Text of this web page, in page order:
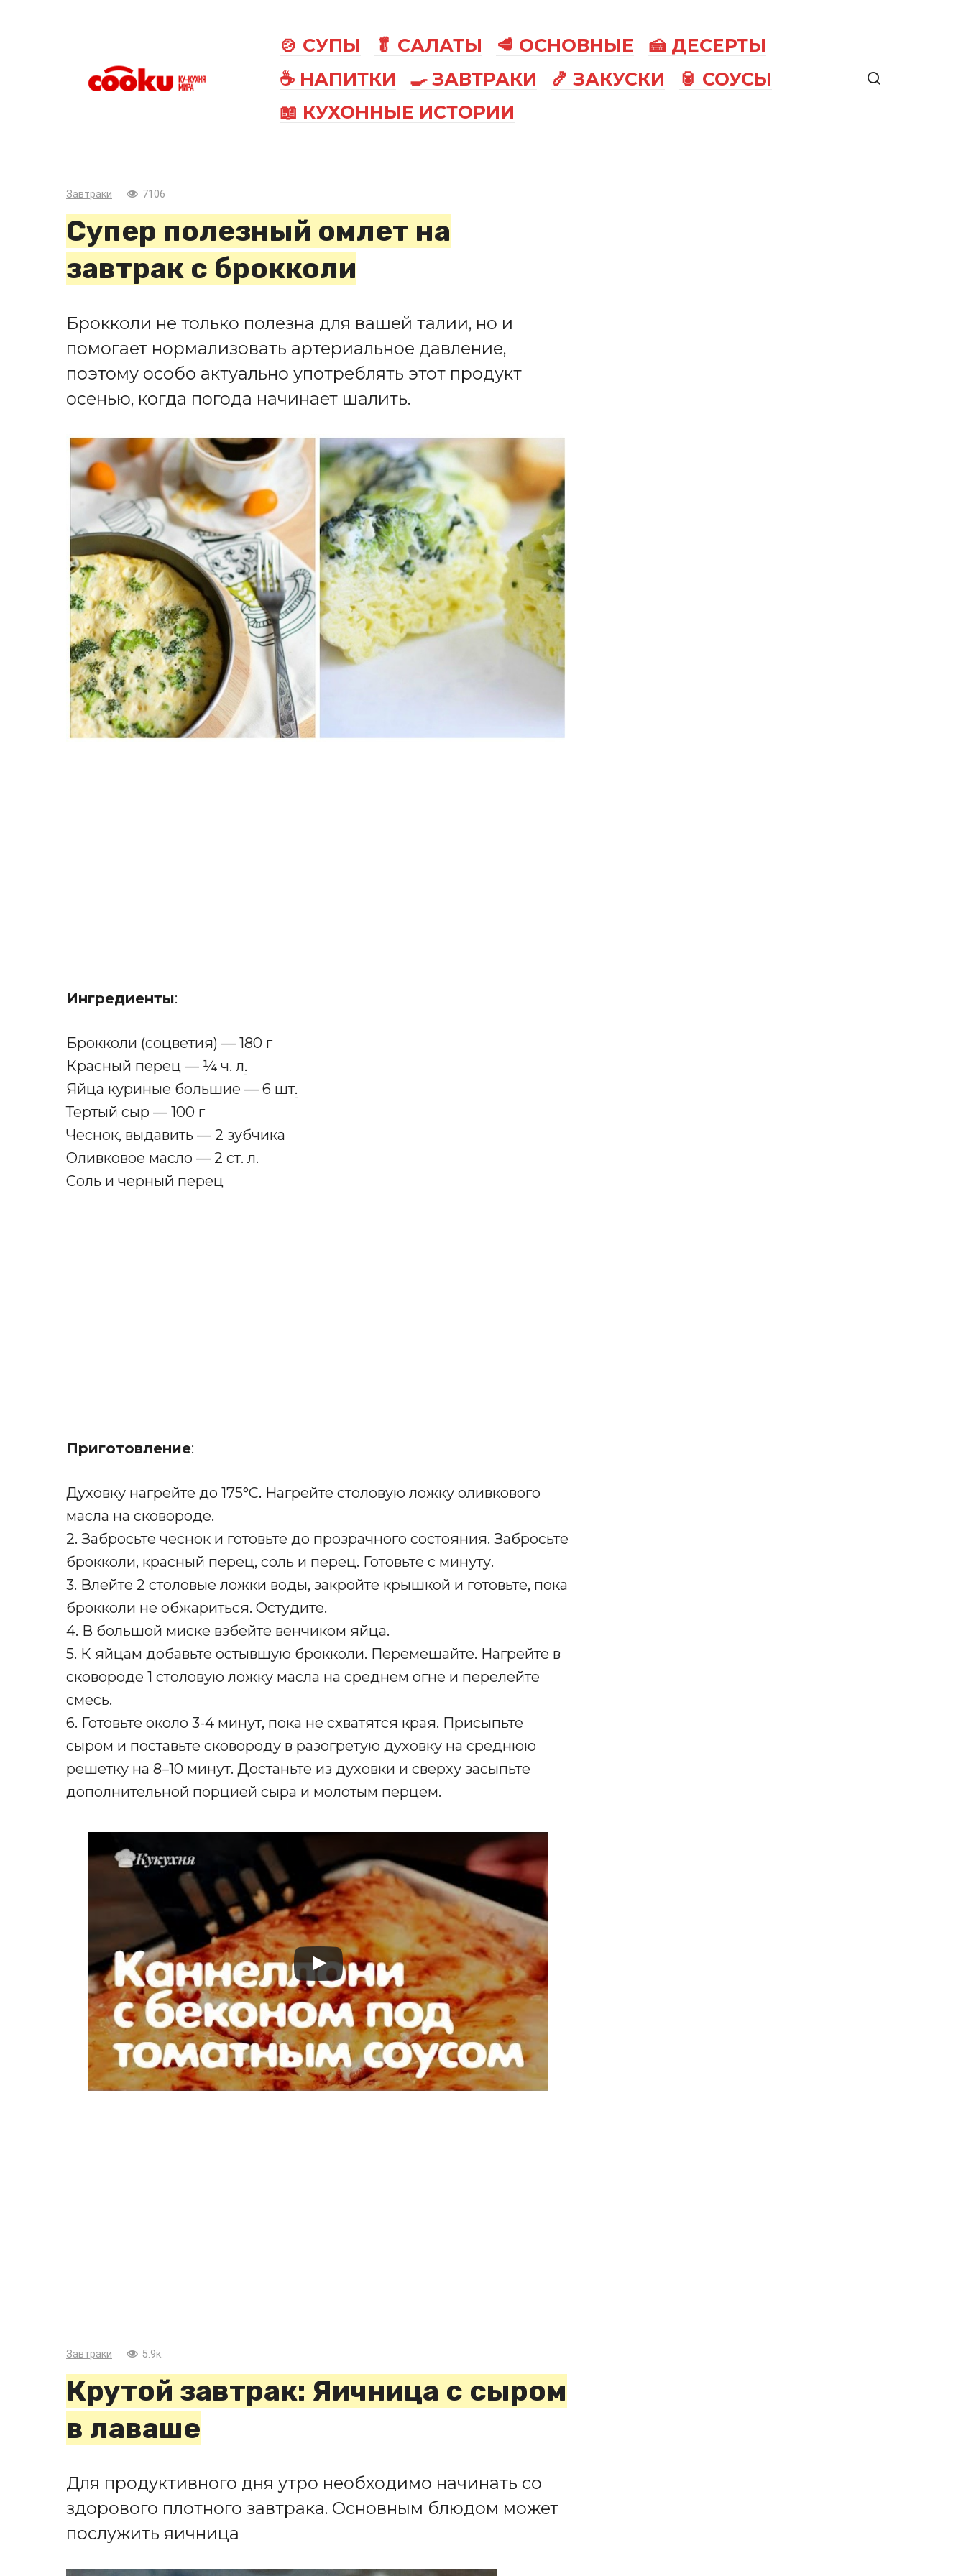
🍲 СУПЫ 🥬 САЛАТЫ 🥩 ОСНОВНЫЕ
🍰 ДЕСЕРТЫ
☕ НАПИТКИ
🍳 ЗАВТРАКИ 🍤 ЗАКУСКИ
🥫 СОУСЫ
📖 КУХОННЫЕ ИСТОРИИ
Завтраки 7106
Супер полезный омлет на
завтрак с брокколи
Брокколи не только полезна для вашей талии, но и
помогает нормализовать артериальное давление,
поэтому особо актуально употреблять этот продукт
осенью, когда погода начинает шалить.
Ингредиенты:
Брокколи (соцветия) — 180 г
Красный перец — ¼ ч. л.
Яйца куриные большие — 6 шт.
Тертый сыр — 100 г
Чеснок, выдавить — 2 зубчика
Оливковое масло — 2 ст. л.
Соль и черный перец
Приготовление:
Духовку нагрейте до 175°C. Нагрейте столовую ложку оливкового
масла на сковороде.
2. Забросьте чеснок и готовьте до прозрачного состояния. Забросьте
брокколи, красный перец, соль и перец. Готовьте с минуту.
3. Влейте 2 столовые ложки воды, закройте крышкой и готовьте, пока
брокколи не обжариться. Остудите.
4. В большой миске взбейте венчиком яйца.
5. К яйцам добавьте остывшую брокколи. Перемешайте. Нагрейте в
сковороде 1 столовую ложку масла на среднем огне и перелейте
смесь.
6. Готовьте около 3-4 минут, пока не схватятся края. Присыпьте
сыром и поставьте сковороду в разогретую духовку на среднюю
решетку на 8–10 минут. Достаньте из духовки и сверху засыпьте
дополнительной порцией сыра и молотым перцем.
Завтраки 5.9к.
Крутой завтрак: Яичница с сыром
в лаваше
Для продуктивного дня утро необходимо начинать со
здорового плотного завтрака. Основным блюдом может
послужить яичница